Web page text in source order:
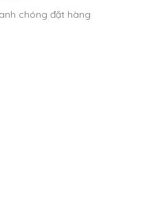
chóng đặt hàng